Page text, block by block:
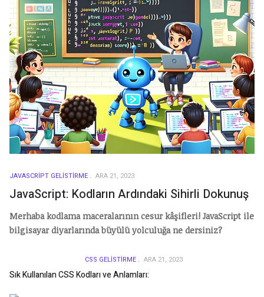
JAVASCRIPT GELISTIRME ARA 21, 2023
JavaScript: Kodların Ardındaki Sihirli Dokunuş
Merhaba kodlama maceralarının cesur kâşifleri! JavaScript ile
bilgisayar diyarlarında büyülü yolculuğa ne dersiniz?
CSS GELISTIRME ARA 21, 2023
Sık Kullanılan CSS Kodları ve Anlamları: